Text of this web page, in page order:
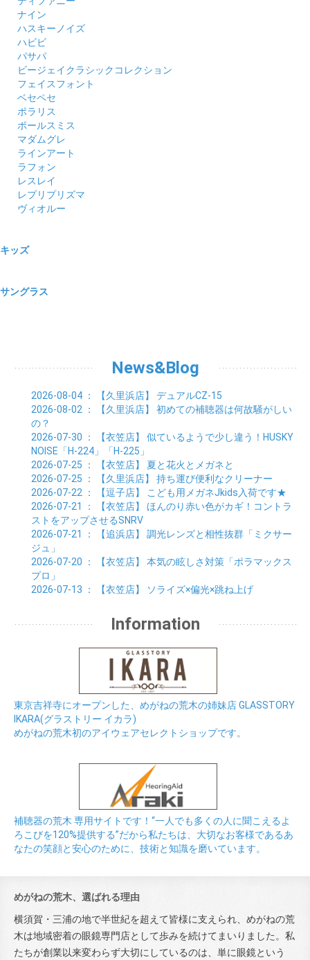
ナイン
ハスキーノイズ
ハビビ
パサパ
ビージェイクラシックコレクション
フェイスフォント
ベセペセ
ポラリス
ポールスミス
マダムグレ
ラインアート
ラフォン
レスレイ
レプリプリズマ
ヴィオルー
キッズ
サングラス
News&Blog
2026-08-04 ： 【久里浜店】 デュアルCZ-15
2026-08-02 ： 【久里浜店】 初めての補聴器は何故騒がしい
の？
2026-07-30 ： 【衣笠店】 似ているようで少し違う！HUSKY
NOISE「H-224」「H-225」
2026-07-25 ： 【衣笠店】 夏と花火とメガネと
2026-07-25 ： 【久里浜店】 持ち運び便利なクリーナー
2026-07-22 ： 【逗子店】 こども用メガネJkids入荷です★
2026-07-21
： 【衣笠店】 ほんのり赤い色がカギ！コントラ
ストをアップさせるSNRV
2026-07-21
： 【追浜店】 調光レンズと相性抜群「ミクサー
ジュ」
2026-07-20 ： 【衣笠店】 本気の眩しさ対策「ポラマックス
プロ」
2026-07-13 ： 【衣笠店】 ソライズ×偏光×跳ね上げ
Information
東京吉祥寺にオープンした、めがねの荒木の姉妹店 GLASSTORY
IKARA(グラストリー イカラ)
めがねの荒木初のアイウェアセレクトショップです。
補聴器の荒木 専用サイトです！“一人でも多くの人に聞こえるよ
ろこびを120%提供する”だから私たちは、大切なお客様であるあ
なたの笑顔と安心のために、技術と知識を磨いています。
めがねの荒木、選ばれる理由
横須賀・三浦の地で半世紀を超えて皆様に支えられ、めがねの荒
木は地域密着の眼鏡専門店として歩みを続けてまいりました。私
たちが創業以来変わらず大切にしているのは、単に眼鏡という